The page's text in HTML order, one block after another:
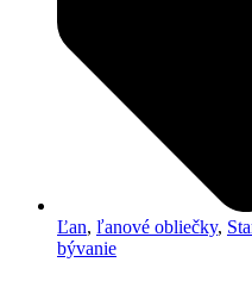
Ľan, ľanové obliečky,
bývanie